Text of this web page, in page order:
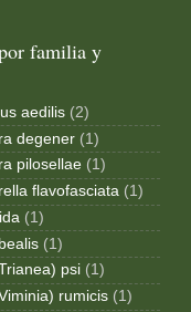
familia y
aedilis (2)
degener (1)
pilosellae (1)
flavofasciata (1)
(1)
(1)
psi (1)
rumicis (1)